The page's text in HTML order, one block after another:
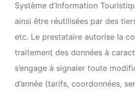
Système d’Information
ainsi être réutilisées par des
etc. Le prestataire autorise la
traitement des données à
s’engage à signaler toute
d’année (tarifs, coordonnées,